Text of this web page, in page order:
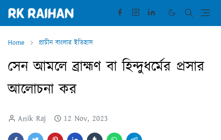
Home প্রাচীন বাংলার ইতিহাস
সেন আমলে ব্রাহ্মণ বা হিন্দুধর্মের প্রসার
আলোচনা কর
Anik Raj 12 Nov, 2023